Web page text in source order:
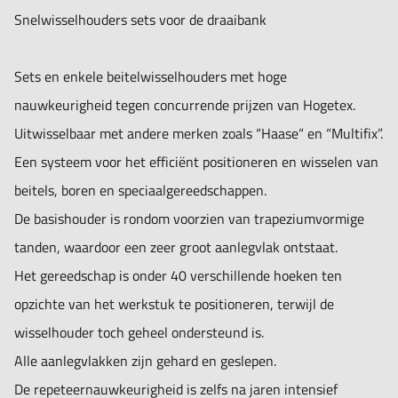
1 Basishouder Type E
3 Beitelhouders D vlak 25x100mm
1 Beitelhouder V-groef 30mm L100mm
Bestelnr.
3K14.9.12
STARTSET HOGETEX4:
1 Basishouder Type B
3 Beitelhouders D vlak 25x120mm
1 Beitelhouder V-groef 30mm L130mm
Bestelnr. 3K14.9.13
STARTSET HOGETEX5:
Snelwisselhouders sets voor de draaibank
Sets en enkele beitelwisselhouders met hoge
nauwkeurigheid tegen concurrende prijzen van Hogetex.
Uitwisselbaar met andere merken zoals “Haase“ en “Multifix”.
Een systeem voor het efficiënt positioneren en wisselen van
beitels, boren en speciaalgereedschappen.
De basishouder is rondom voorzien van trapeziumvormige
tanden, waardoor een zeer groot aanlegvlak ontstaat.
Het gereedschap is onder 40 verschillende hoeken ten
opzichte van het werkstuk te positioneren, terwijl de
wisselhouder toch geheel ondersteund is.
Alle aanlegvlakken zijn gehard en geslepen.
De repeteernauwkeurigheid is zelfs na jaren intensief